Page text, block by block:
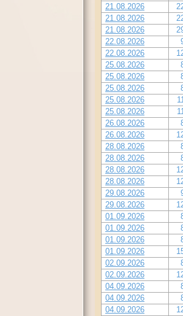
21.08.2026
21.08.2026
21.08.2026
22.08.2026
22.08.2026
25.08.2026
25.08.2026
25.08.2026
25.08.2026
25.08.2026
26.08.2026
26.08.2026
28.08.2026
28.08.2026
28.08.2026
28.08.2026
29.08.2026
29.08.2026
01.09.2026
01.09.2026
01.09.2026
01.09.2026
02.09.2026
02.09.2026
04.09.2026
04.09.2026
04.09.2026